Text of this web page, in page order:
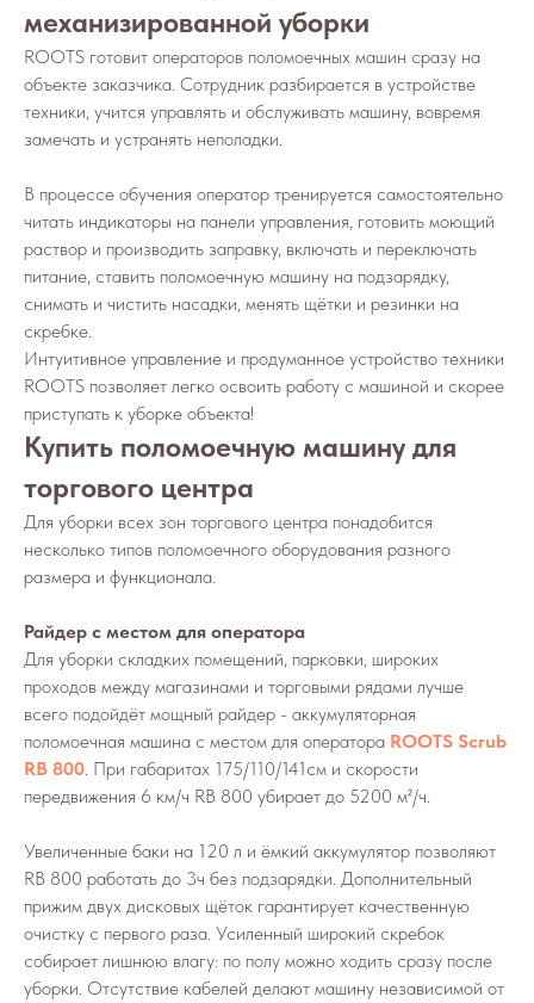
механизированной уборки
ROOTS готовит операторов поломоечных машин сразу на
объекте заказчика. Сотрудник разбирается в устройстве
техники, учится управлять и обслуживать машину, вовремя
замечать и устранять неполадки.
В процессе обучения оператор тренируется самостоятельно
читать индикаторы на панели управления, готовить моющий
раствор и производить заправку, включать и переключать
питание, ставить поломоечную машину на подзарядку,
снимать и чистить насадки, менять щётки и резинки на
скребке.
Интуитивное управление и продуманное устройство техники
ROOTS позволяет легко освоить работу с машиной и скорее
приступать к уборке объекта!
Купить поломоечную машину для
торгового центра
Для уборки всех зон торгового центра понадобится
несколько типов поломоечного оборудования разного
размера и функционала.
Райдер с местом для оператора
Для уборки складких помещений, парковки, широких
проходов между магазинами и торговыми рядами лучше
всего подойдёт мощный райдер - аккумуляторная
поломоечная машина с местом для оператора ROOTS Scrub
RB 800. При габаритах 175/110/141см и скорости
передвижения 6 км/ч RB 800 убирает до 5200 м²/ч.
Увеличенные баки на 120 л и ёмкий аккумулятор позволяют
RB 800 работать до 3ч без подзарядки. Дополнительный
прижим двух дисковых щёток гарантирует качественную
очистку с первого раза. Усиленный широкий скребок
собирает лишнюю влагу: по полу можно ходить сразу после
уборки. Отсутствие кабелей делают машину независимой от